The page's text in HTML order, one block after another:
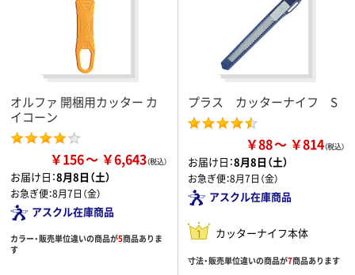
オルファ 開梱用カッター カ
イコーン
￥156 ￥6,643
お届け日：8月8日（土）
お急ぎ便：8月7日（金）
アスクル在庫商品
カラー・販売単位違いの商品が5商品ありま
す
プラス カッターナイフ S
￥88 ￥814
お届け日：8月8日（土）
お急ぎ便：8月7日（金）
アスクル在庫商品
カッターナイフ本体
寸法・販売単位違いの商品が7商品あります